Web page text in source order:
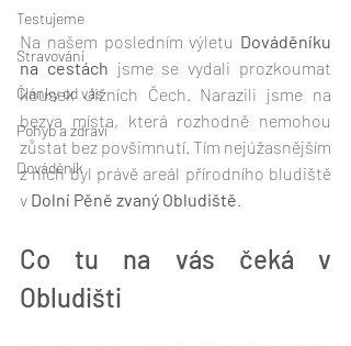
Testujeme
Stravování
Články od vás
Pohyb a zdraví
Dováděník
Na našem posledním výletu Dováděníku
na cestách jsme se vydali prozkoumat
kousek Jižních Čech. Narazili jsme na
bezva místa, která rozhodně nemohou
zůstat bez povšimnutí. Tím nejúžasnějším
z nich byl právě areál přírodního bludiště
v Dolní Pěně zvaný Obludiště
Co tu na vás čeká v
Obludišti